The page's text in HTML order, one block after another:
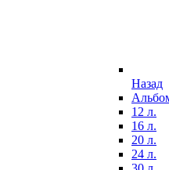
Назад
12 л.
16 л.
20 л.
24 л.